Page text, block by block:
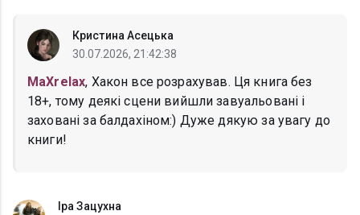
Кристина Асецька
30.07.2026, 21:42:38
MaXrelax, Хакон все розрахував. Ця книга без
18+, тому деякі сцени вийшли завуальовані і
заховані за балдахіном:) Дуже дякую за увагу до
книги!
Іра Зацухна